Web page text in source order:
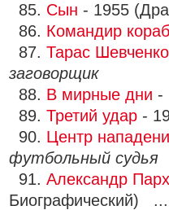
85. Сын - 1955
86. Командир
87. Тарас Шевченко
заговорщик
88. В мирные дни -
89. Третий удар -
90. Центр
футбольный судья
91. Александр
Биографический) ...